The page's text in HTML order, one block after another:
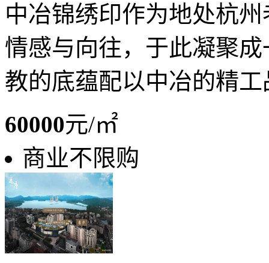
中冶锦绣印作为地处杭
情感与向往，于此凝聚
教的底蕴配以中冶的精工
60000元/㎡
商业不限购